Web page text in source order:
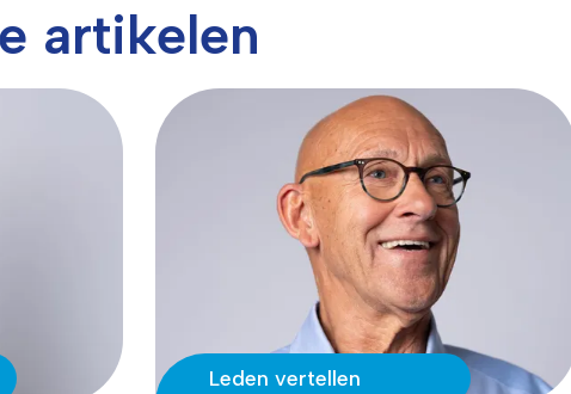
artikelen
Leden vertellen